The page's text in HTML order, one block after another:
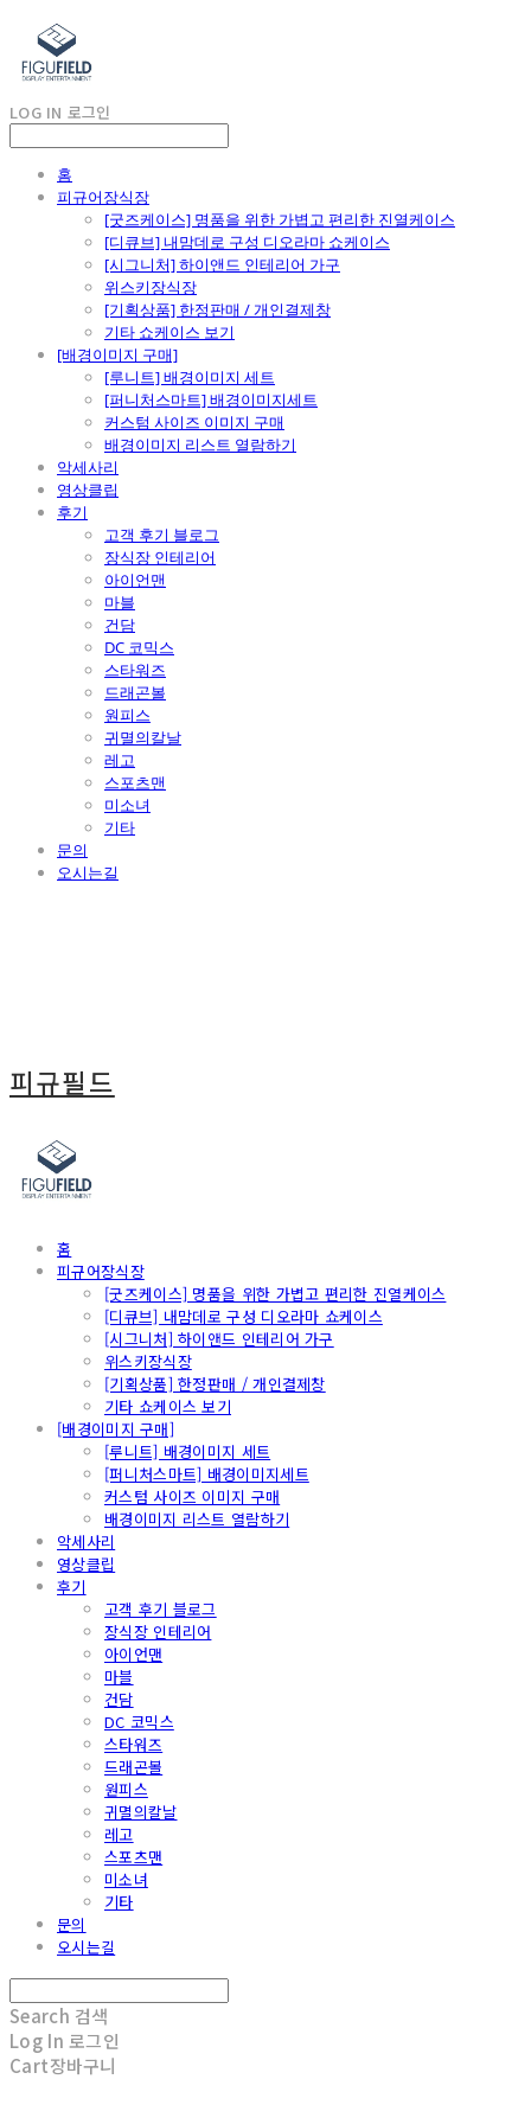
LOG IN 로그인
홈
피규어장식장
[굿즈케이스] 명품을 위한 가볍고 편리한 진열케이스
[디큐브] 내맘데로 구성 디오라마 쇼케이스
[시그니처] 하이앤드 인테리어 가구
위스키장식장
[기획상품] 한정판매 / 개인결제창
기타 쇼케이스 보기
[배경이미지 구매]
[루니트] 배경이미지 세트
[퍼니처스마트] 배경이미지세트
커스텀 사이즈 이미지 구매
배경이미지 리스트 열람하기
악세사리
영상클립
후기
고객 후기 블로그
장식장 인테리어
아이언맨
마블
건담
DC 코믹스
스타워즈
드래곤볼
원피스
귀멸의칼날
레고
스포츠맨
미소녀
기타
문의
오시는길
피규필드
홈
피규어장식장
[굿즈케이스] 명품을 위한 가볍고 편리한 진열케이스
[디큐브] 내맘데로 구성 디오라마 쇼케이스
[시그니처] 하이앤드 인테리어 가구
위스키장식장
[기획상품] 한정판매 / 개인결제창
기타 쇼케이스 보기
[배경이미지 구매]
[루니트] 배경이미지 세트
[퍼니처스마트] 배경이미지세트
커스텀 사이즈 이미지 구매
배경이미지 리스트 열람하기
악세사리
영상클립
후기
고객 후기 블로그
장식장 인테리어
아이언맨
마블
건담
DC 코믹스
스타워즈
드래곤볼
원피스
귀멸의칼날
레고
스포츠맨
미소녀
기타
문의
오시는길
Search 검색
Log In 로그인
Cart장바구니